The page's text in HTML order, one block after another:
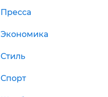
Пресса
Экономика
Стиль
Спорт